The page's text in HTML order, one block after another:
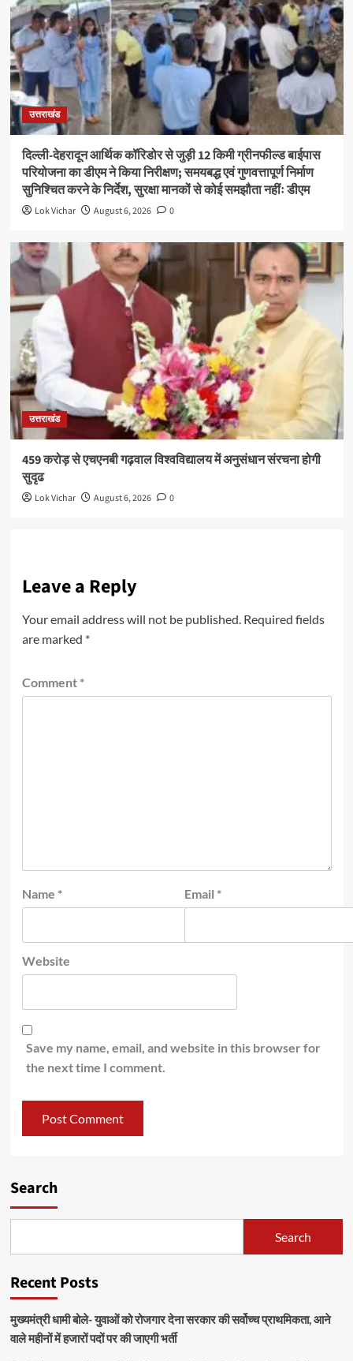
उत्तराखंड
दिल्ली-देहरादून आर्थिक कॉरिडोर से जुड़ी 12 किमी ग्रीनफील्ड बाईपास
परियोजना का डीएम ने किया निरीक्षण; समयबद्ध एवं गुणवत्तापूर्ण निर्माण
सुनिश्चित करने के निर्देश, सुरक्षा मानकों से कोई समझौता नहींः डीएम
Lok Vichar August 6, 2026 0
उत्तराखंड
459 करोड़ से एचएनबी गढ़वाल विश्वविद्यालय में अनुसंधान संरचना होगी
सुदृढ
Lok Vichar August 6, 2026 0
Leave a Reply
Your email address will not be published. Required fields
are marked *
Comment *
Name * Email *
Website
Save my name, email, and website in this browser for
the next time I comment.
Search
Search
Recent Posts
मुख्यमंत्री धामी बोले- युवाओं को रोजगार देना सरकार की सर्वोच्च प्राथमिकता, आने
वाले महीनों में हजारों पदों पर की जाएगी भर्ती